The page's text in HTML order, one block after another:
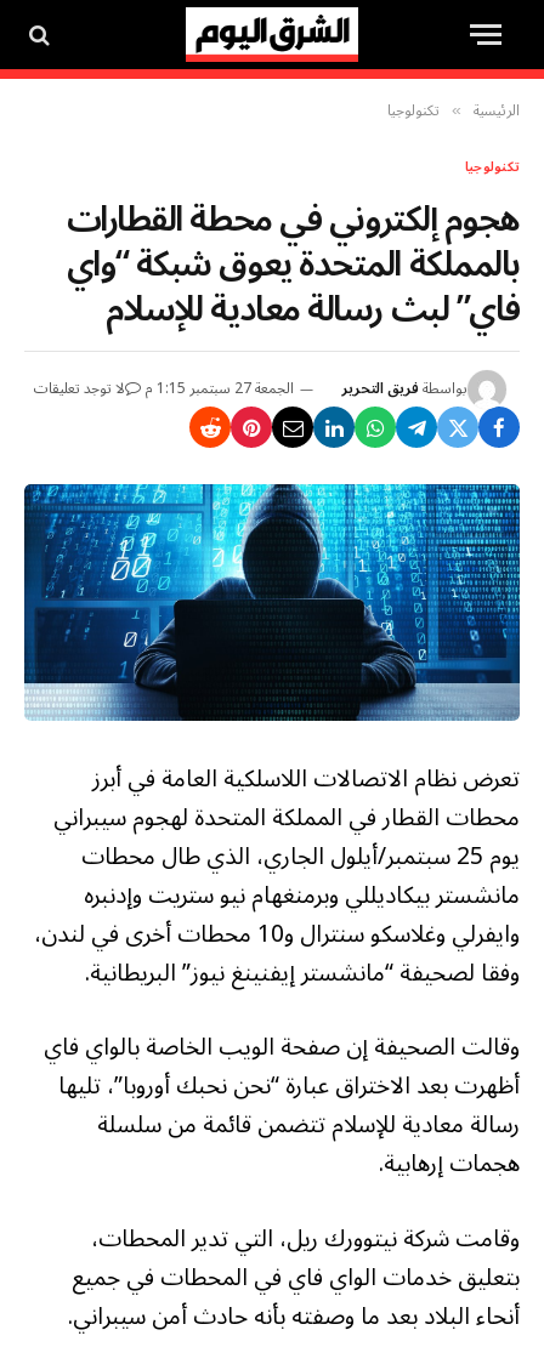
الرئيسية » تكنولوجيا
تكنولوجيا
هجوم إلكتروني في محطة القطارات
بالمملكة المتحدة يعوق شبكة “واي
فاي” لبث رسالة معادية للإسلام
بواسطةفريق التحرير الجمعة 27 سبتمبر 1:15 م لا توجد تعليقات
تعرض نظام الاتصالات اللاسلكية العامة في أبرز
محطات القطار في المملكة المتحدة لهجوم سيبراني
يوم 25 سبتمبر/أيلول الجاري، الذي طال محطات
مانشستر بيكاديللي وبرمنغهام نيو ستريت وإدنبره
وايفرلي وغلاسكو سنترال و10 محطات أخرى في لندن،
وفقا لصحيفة “مانشستر إيفنينغ نيوز” البريطانية.
وقالت الصحيفة إن صفحة الويب الخاصة بالواي فاي
أظهرت بعد الاختراق عبارة “نحن نحبك أوروبا”، تليها
رسالة معادية للإسلام تتضمن قائمة من سلسلة
هجمات إرهابية.
وقامت شركة نيتوورك ريل، التي تدير المحطات،
بتعليق خدمات الواي فاي في المحطات في جميع
أنحاء البلاد بعد ما وصفته بأنه حادث أمن سيبراني.